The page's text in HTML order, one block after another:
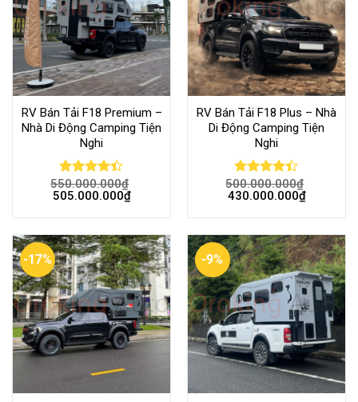
RV Bán Tải F18 Premium –
Nhà Di Động Camping Tiện
Nghi
Rated
4.36out
550.000.000₫
505.000.000₫
RV Bán Tải F18 Plus – Nhà
Di Động Camping Tiện
Nghi
Rated
4.39out
500.000.000₫
430.000.000₫
-17% -9%